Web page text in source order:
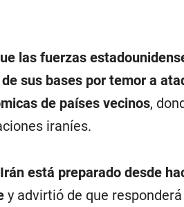
las fuerzas
sus bases por temor a
de países vecinos,
iraníes.
Irán está preparado desde
y advirtió de que